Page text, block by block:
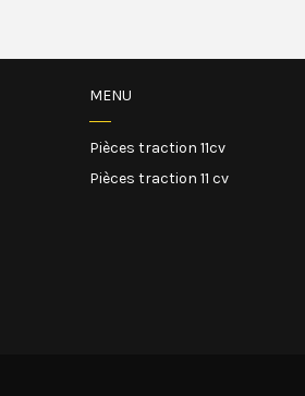
MENU
Pièces traction 11cv
Pièces traction 11 cv